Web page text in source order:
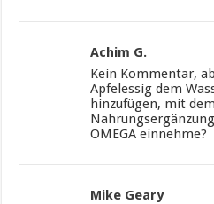
Achim G.
Kein Kommentar,
Apfelessig dem
hinzufügen, mit
OMEGA einnehme?
Mike Geary